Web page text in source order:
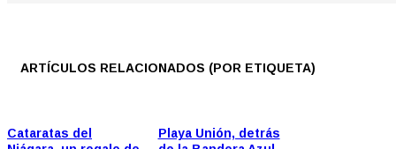
ARTÍCULOS RELACIONADOS (POR ETIQUETA)
Cataratas del
Playa Unión, detrás